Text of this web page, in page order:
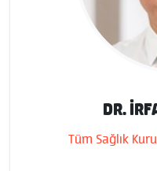
DR.
Tüm Sağlık